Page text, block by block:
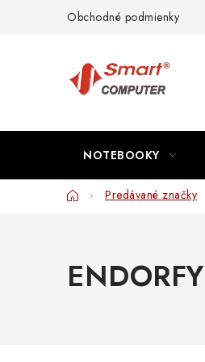
Obchodné podmienky
NOTEBOOKY
DomovPredávané značky
ENDORFY